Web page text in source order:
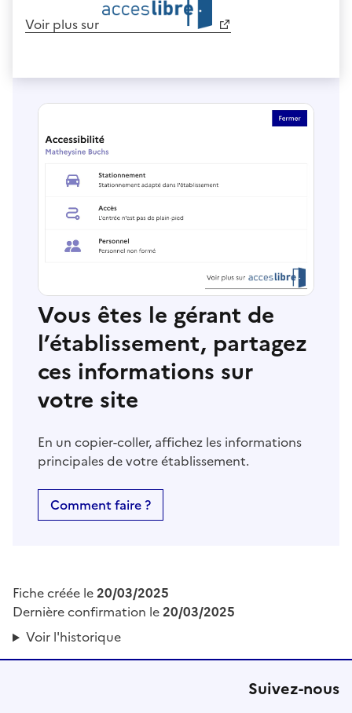
Voir plus sur
Vous êtes le gérant de
l’établissement, partagez
ces informations sur
votre site
En un copier-coller, affichez les informations
principales de votre établissement.
Comment faire ?
Fiche créée le20/03/2025
Dernière confirmation le20/03/2025
Voir l'historique
Suivez-nous